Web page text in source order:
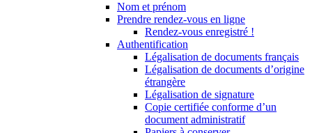
Nom et prénom
Prendre rendez-vous en ligne
Rendez-vous enregistré !
Authentification
Légalisation de documents français
Légalisation de documents d’origine
étrangère
Légalisation de signature
Copie certifiée conforme d’un
document administratif